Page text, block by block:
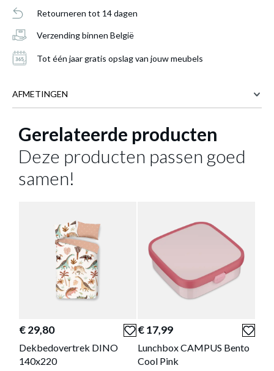
Retourneren tot 14 dagen
Verzending binnen België
Tot één jaar gratis opslag van jouw meubels
AFMETINGEN
BREEDTE 18 cm
13.2 cm
HOOGTE 6 cm
Meer afmetingen
Gerelateerde producten
Deze producten passen goed
samen!
€ 29,80
Dekbedovertrek DINO
140x220
€ 17,99
Lunchbox CAMPUS Bento
Cool Pink
Lunchbox DINO
is toegevoegd aan je
winkelmandje
Productnummer: Y14450003942
€ 11,99